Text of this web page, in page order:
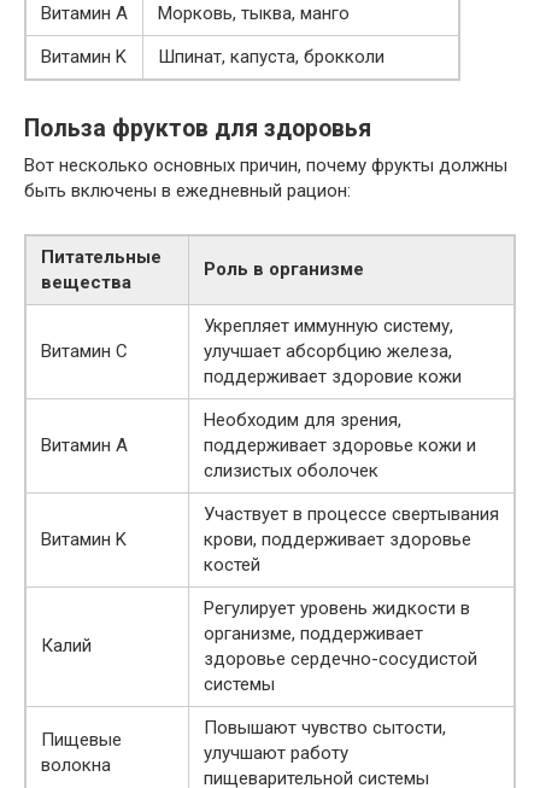
Витамин A
Морковь, тыква, манго
Витамин K
Шпинат, капуста, брокколи
Польза фруктов для здоровья
Вот несколько основных причин, почему фрукты должны
быть включены в ежедневный рацион:
Питательные
вещества
Роль в организме
Витамин C
Укрепляет иммунную систему,
улучшает абсорбцию железа,
поддерживает здоровие кожи
Витамин A
Необходим для зрения,
поддерживает здоровье кожи и
слизистых оболочек
Витамин K
Участвует в процессе свертывания
крови, поддерживает здоровье
костей
Калий
Регулирует уровень жидкости в
организме, поддерживает
здоровье сердечно-сосудистой
системы
Пищевые
волокна
Повышают чувство сытости,
улучшают работу
пищеварительной системы